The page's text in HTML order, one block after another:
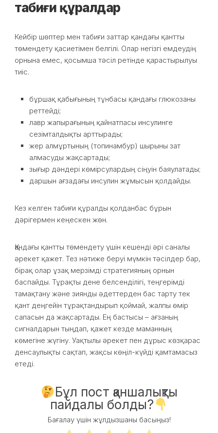
табиғи құралдар
Кейбір шөптер мен табиғи заттар қандағы қантты
төмендету қасиетімен белгілі. Олар негізгі емдеудің
орнына емес, қосымша тәсіл ретінде қарастырылуы
тиіс.
бұршақ қабығының тұнбасы қандағы глюкозаны
реттейді;
лавр жапырағының қайнатпасы инсулинге
сезімталдықты арттырады;
жер алмұртының (топинамбур) шырыны зат
алмасуды жақсартады;
зығыр дәндері көмірсулардың сіңуін баяулатады;
даршын ағзадағы инсулин жұмысын қолдайды.
Кез келген табиғи құралды қолданбас бұрын
дәрігермен кеңескен жөн.
Қандағы қантты төмендету үшін кешенді әрі саналы
әрекет қажет. Тез нәтиже беруі мүмкін тәсілдер бар,
бірақ олар ұзақ мерзімді стратегияның орнын
баспайды. Тұрақты дене белсенділігі, теңгерімді
тамақтану және зиянды әдеттерден бас тарту тек
қант деңгейін тұрақтандырып қоймай, жалпы өмір
сапасын да жақсартады. Ең бастысы – ағзаның
сигналдарын тыңдап, қажет кезде маманның
көмегіне жүгіну. Уақтылы әрекет пен дұрыс көзқарас
денсаулықты сақтап, жақсы көңіл-күйді қамтамасыз
етеді.
Бұл пост қаншалықты
пайдалы болды?
Бағалау үшін жұлдызшаны басыңыз!